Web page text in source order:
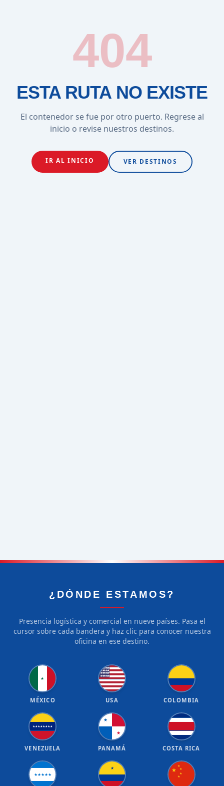
404
ESTA RUTA NO EXISTE
El contenedor se fue por otro puerto. Regrese al
inicio o revise nuestros destinos.
IR AL INICIO VER DESTINOS
¿DÓNDE ESTAMOS?
Presencia logística y comercial en nueve países. Pasa el
cursor sobre cada bandera y haz clic para conocer nuestra
oficina en ese destino.
★
MÉXICO
★★★★★
★★★★★
★★★★★
★★★★★
USA COLOMBIA
★★★★★★★★
VENEZUELA
★
★
PANAMÁ COSTA RICA
★★★★★
★ ★
★
★
★
★